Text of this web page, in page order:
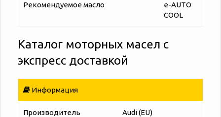
Рекомендуемое масло
e-AUTO
COOL
Каталог моторных масел с
экспресс доставкой
Информация
Производитель Audi (EU)